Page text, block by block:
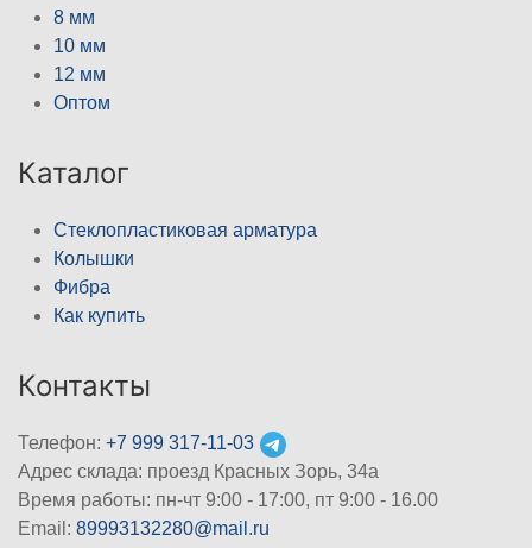
8 мм
10 мм
12 мм
Оптом
Каталог
Стеклопластиковая арматура
Колышки
Фибра
Как купить
Контакты
Телефон: +7 999 317-11-03
Адрес склада: проезд Красных Зорь, 34а
Время работы: пн-чт 9:00 - 17:00, пт 9:00 - 16.00
Email: 89993132280@mail.ru